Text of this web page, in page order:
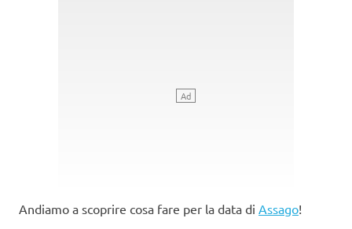
Andiamo a scoprire cosa fare per la data di Assago!